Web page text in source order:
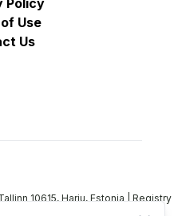
Use
Us
10615, Harju, Estonia | Registry